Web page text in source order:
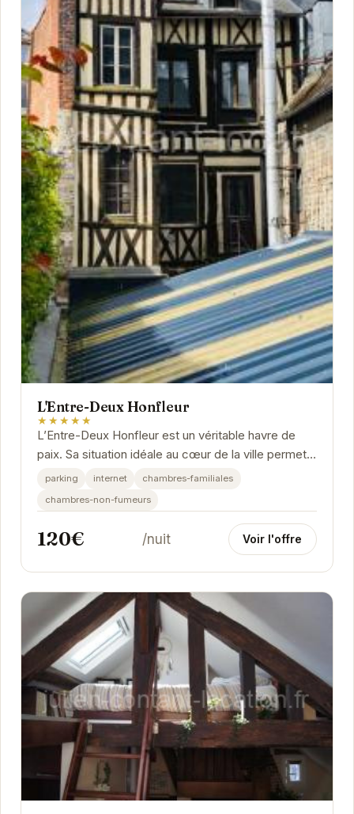
L'Entre-Deux Honfleur
★★★★★
L’Entre-Deux Honfleur est un véritable havre de
paix. Sa situation idéale au cœur de la ville permet
de profiter pleinement des charmes de...
parking internet
chambres-familiales
chambres-non-fumeurs
120€ /nuit Voir l'offre